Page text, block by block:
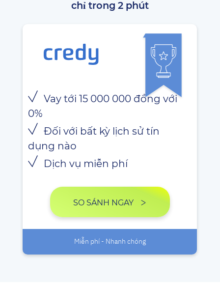
chỉ trong 2 phút
Vay tới 15 000 000 đồng với
0%
Đối với bất kỳ lịch sử tín
dụng nào
Dịch vụ miễn phí
SO SÁNH NGAY
Miễn phí - Nhanh chóng